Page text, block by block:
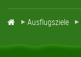
Ausflugsziele